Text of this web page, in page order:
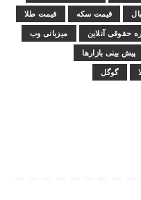
قیمت سکه قیمت طلا
حقوقی آنلاین میزبانی وب
پیش بینی بازارها
گوگل